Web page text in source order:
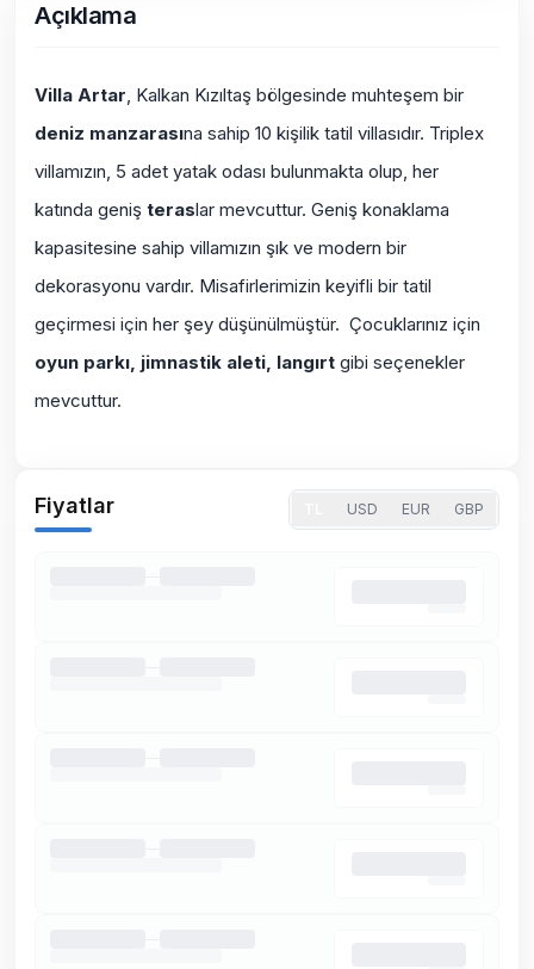
Açıklama
Villa Artar, Kalkan Kızıltaş bölgesinde muhteşem bir
deniz manzarasına sahip 10 kişilik tatil villasıdır. Triplex
villamızın, 5 adet yatak odası bulunmakta olup, her
katında geniş teraslar mevcuttur. Geniş konaklama
kapasitesine sahip villamızın şık ve modern bir
dekorasyonu vardır. Misafirlerimizin keyifli bir tatil
geçirmesi için her şey düşünülmüştür. Çocuklarınız için
oyun parkı, jimnastik aleti, langırt gibi seçenekler
mevcuttur.
Fiyatlar USD EUR GBP